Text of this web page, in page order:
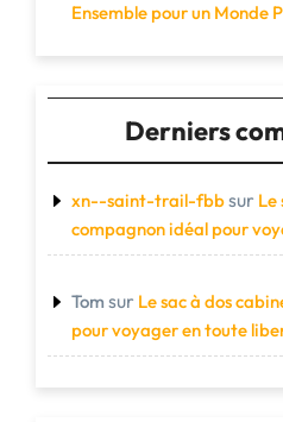
Ensemble pour un Monde
Derniers
xn--saint-trail-fbbsur Le
compagnon idéal pour
Tom sur Le sac à dos
pour voyager en toute